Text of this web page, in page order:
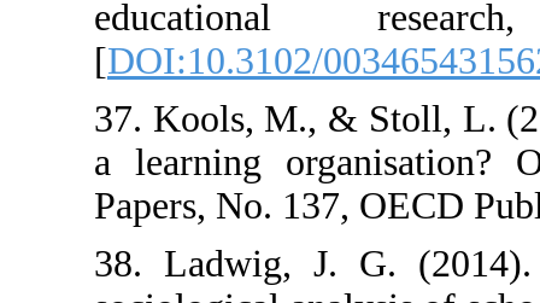
[DOI:10.3102/
37. Kools, M.,
a learning
Papers, No.
38. Ladwig, J.